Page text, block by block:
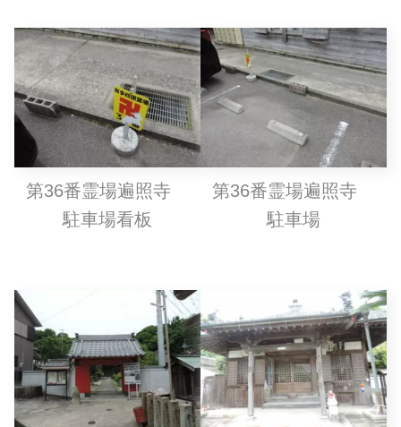
第36番霊場遍照寺
駐車場看板
第36番霊場遍照寺
駐車場